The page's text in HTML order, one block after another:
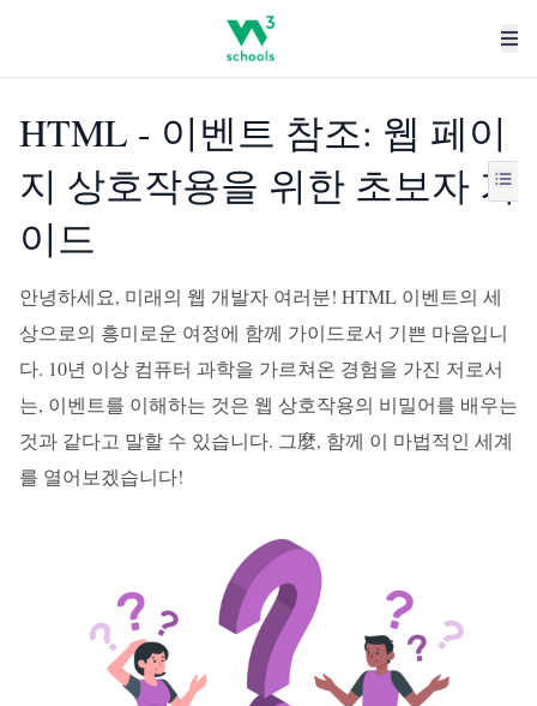
HTML - 이벤트 참조: 웹 페이
지 상호작용을 위한 초보자 가
이드
안녕하세요, 미래의 웹 개발자 여러분! HTML 이벤트의 세
상으로의 흥미로운 여정에 함께 가이드로서 기쁜 마음입니
다. 10년 이상 컴퓨터 과학을 가르쳐온 경험을 가진 저로서
는, 이벤트를 이해하는 것은 웹 상호작용의 비밀어를 배우는
것과 같다고 말할 수 있습니다. 그麼, 함께 이 마법적인 세계
를 열어보겠습니다!